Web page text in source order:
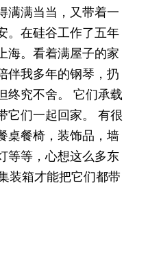
满满当当，又带着一
。在硅谷工作了五年
海。看着满屋子的家
伴我多年的钢琴，扔
终究不舍。 它们承载
它们一起回家。 有很
桌餐椅，装饰品，墙
等等，心想这么多东
装箱才能把它们都带